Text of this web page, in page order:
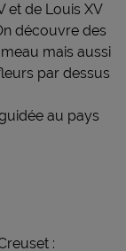
et de Louis XV
découvre des
mais aussi
par dessus
au pays
: